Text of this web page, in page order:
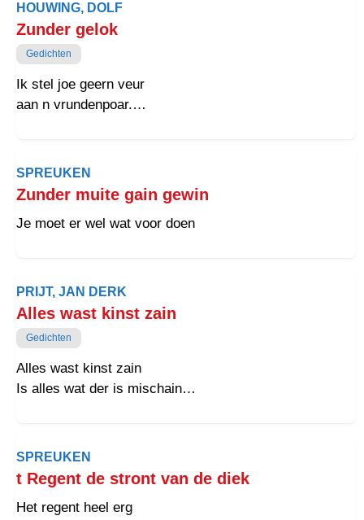
HOUWING, DOLF
Zunder gelok
Gedichten
Ik stel joe geern veur
aan n vrundenpoar.
SPREUKEN
Zunder muite gain gewin
Je moet er wel wat voor doen
PRIJT, JAN DERK
Alles wast kinst zain
Gedichten
Alles wast kinst zain
Is alles wat der is mischain
Gain gehaim dat groter wil wezen
Wat veur dien ogen leeft en zweeft
Is wat het moment die geeft
Alles wast kinst zain
SPREUKEN
t Regent de stront van de diek
Het regent heel erg